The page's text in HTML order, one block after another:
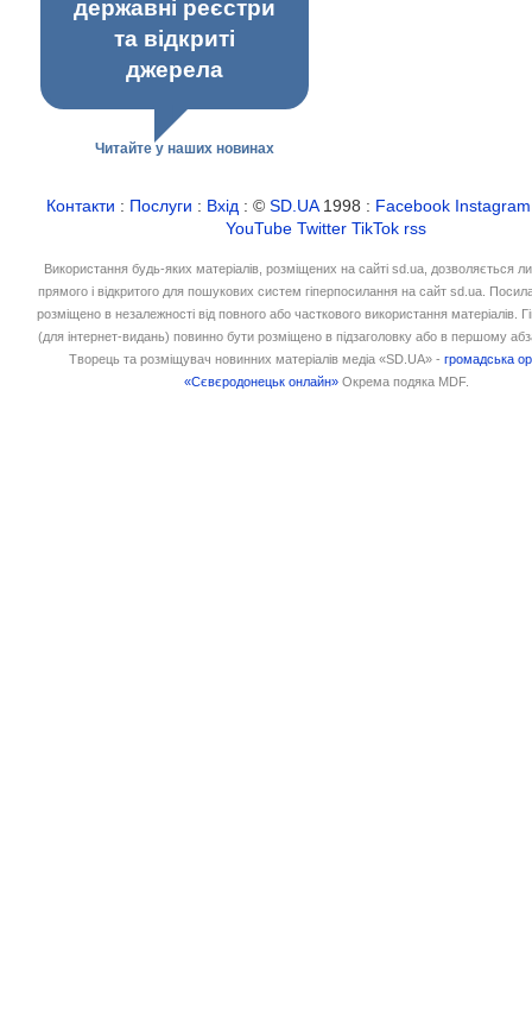
державні реєстри
та відкриті
джерела
Читайте у наших новинах
Контакти : Послуги : Вхід : ©SD.UA1998 : Facebook Instagram
YouTube Twitter TikTok rss
Використання будь-яких матеріалів, розміщених на сайті sd.ua, дозволяється
прямого і відкритого для пошукових систем гіперпосилання на сайт sd.ua.
розміщено в незалежності від повного або часткового використання матеріалів.
(для інтернет-видань) повинно бути розміщено в підзаголовку або в першому
Творець та розміщувач новинних матеріалів медіа «SD.UA» -громадська
«Сєвєродонецьк онлайн» Окрема подяка MDF.